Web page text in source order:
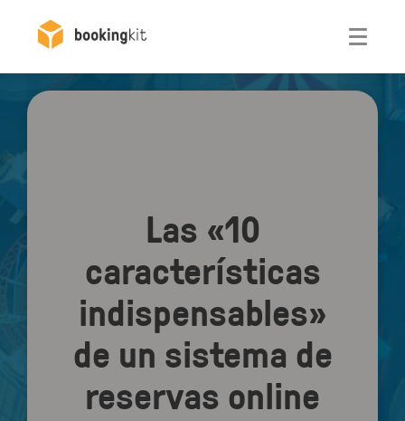
Las «10
características
indispensables»
de un sistema de
reservas online